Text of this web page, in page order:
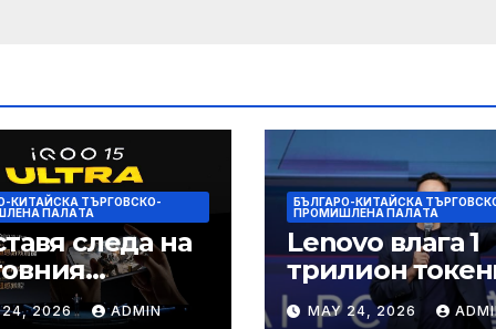
КИТАЙСКА ТЪРГОВСКО-
ПАЛAТА
следа на
пазар
24, 2026 ADMIN
БЪЛГАРО-КИТАЙСКА
ПРОМИШЛЕНА ПАЛAТА
Lenovo влага 1
трилион
изчислителна
MAY 24, 2026